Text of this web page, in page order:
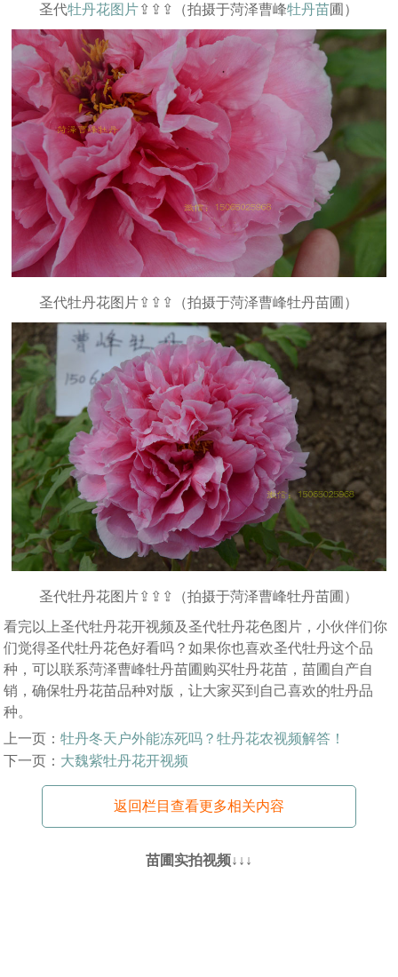
圣代牡丹花图片⇪⇪⇪（拍摄于菏泽曹峰牡丹苗圃）
圣代牡丹花图片⇪⇪⇪（拍摄于菏泽曹峰牡丹苗圃）
圣代牡丹花图片⇪⇪⇪（拍摄于菏泽曹峰牡丹苗圃）
看完以上圣代牡丹花开视频及圣代牡丹花色图片，小伙伴们你
们觉得圣代牡丹花色好看吗？如果你也喜欢圣代牡丹这个品
种，可以联系菏泽曹峰牡丹苗圃购买牡丹花苗，苗圃自产自
销，确保牡丹花苗品种对版，让大家买到自己喜欢的牡丹品
种。
上一页：牡丹冬天户外能冻死吗？牡丹花农视频解答！
下一页： 大魏紫牡丹花开视频
返回栏目查看更多相关内容
苗圃实拍视频↓↓↓